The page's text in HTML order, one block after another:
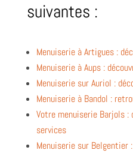
suivantes :
Menuiserie à Artigues :
Menuiserie à Aups :
Menuiserie sur Auriol :
Menuiserie à Bandol :
Votre menuiserie Barjols
services
Menuiserie sur